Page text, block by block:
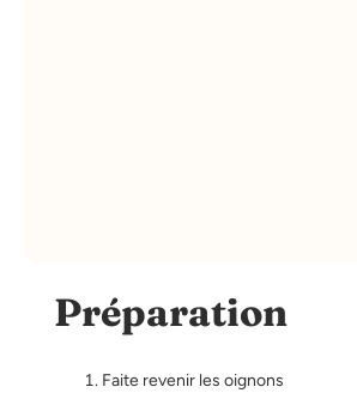
Préparation
Faite revenir les oignons